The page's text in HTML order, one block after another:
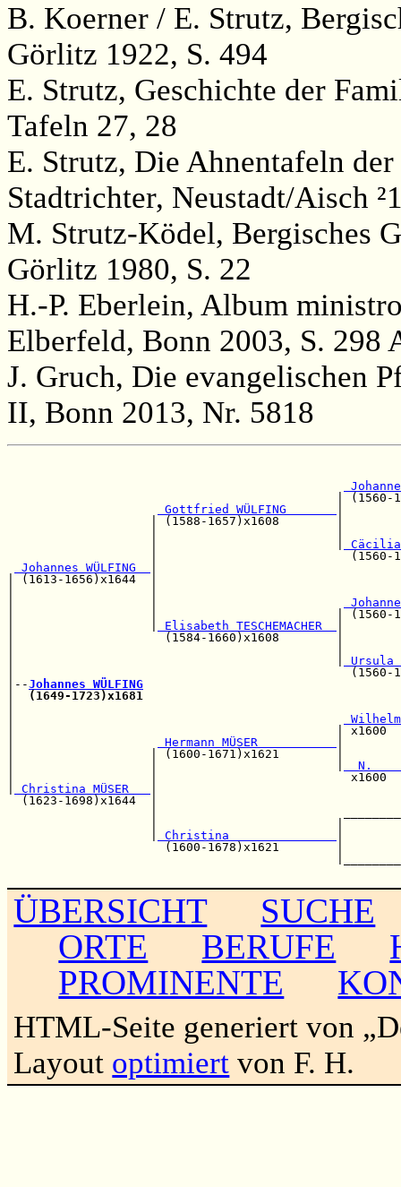
B. Koerner / E. Strutz,
Görlitz 1922, S. 494
E. Strutz, Geschichte der
Tafeln 27, 28
E. Strutz, Die Ahnentafeln
Stadtrichter, Neustadt/Aisch
M. Strutz-Ködel, Bergisches
Görlitz 1980, S. 22
H.-P. Eberlein, Album
Elberfeld, Bonn 2003, S. 298
J. Gruch, Die evangelischen
II, Bonn 2013, Nr. 5818
Gottfried WÜLFING
| (1588-
|
Johannes WÜLFING
| (1613-
|                   |                         |
Elisabeth TESCHEMACHER
|                     (1584-
|
|--Johannes WÜLFING
(1649-1723)x1681
|
Hermann MÜSER
|                   | (1600-
|                   |
Christina MÜSER
(1623-1698)x1644  |
Christina
(1600-1678)x1621
ÜBERSICHT
SUCHE
ORTE
BERUFE
PROMINENTE
HTML-Seite generiert von
Layout optimiert von F. H.